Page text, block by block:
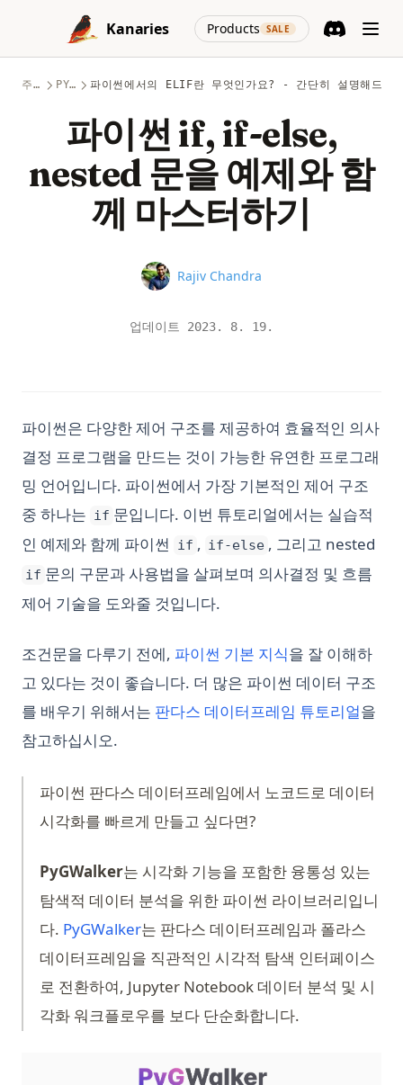
Skip to content
Kanaries
Products SALE
(opens in a
주제 PYTHON 파이썬에서의 ELIF란 무엇인가요? - 간단히 설명해드립
파이썬 if, if-else,
nested 문을 예제와 함
께 마스터하기
Name
Rajiv Chandra
업데이트 2023. 8. 19.
파이썬은 다양한 제어 구조를 제공하여 효율적인 의사
결정 프로그램을 만드는 것이 가능한 유연한 프로그래
밍 언어입니다. 파이썬에서 가장 기본적인 제어 구조
중 하나는 if 문입니다. 이번 튜토리얼에서는 실습적
인 예제와 함께 파이썬
if , if-else , 그리고 nested
if 문의 구문과 사용법을 살펴보며 의사결정 및 흐름
제어 기술을 도와줄 것입니다.
조건문을 다루기 전에, 파이썬 기본 지식을 잘 이해하
고 있다는 것이 좋습니다. 더 많은 파이썬 데이터 구조
를 배우기 위해서는 판다스 데이터프레임 튜토리얼을
참고하십시오.
파이썬 판다스 데이터프레임에서 노코드로 데이터
시각화를 빠르게 만들고 싶다면?
PyGWalker는 시각화 기능을 포함한 융통성 있는
탐색적 데이터 분석을 위한 파이썬 라이브러리입니
다. PyGWalker(opens in a new tab)
는 판다스 데이터프레임과 폴라스
데이터프레임을 직관적인 시각적 탐색 인터페이스
로 전환하여, Jupyter Notebook 데이터 분석 및 시
각화 워크플로우를 보다 단순화합니다.